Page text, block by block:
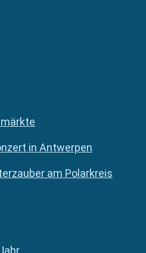
in Antwerpen
am Polarkreis